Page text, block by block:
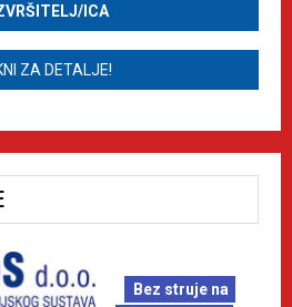
ICA
ZA DETALJE!
Bez struje na